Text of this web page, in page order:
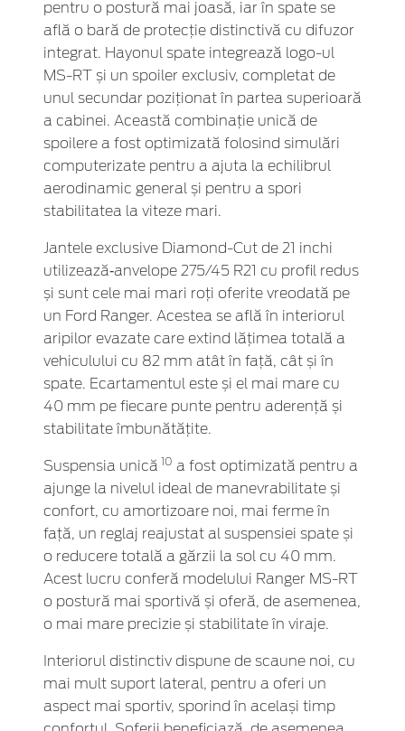
pentru o postură mai joasă, iar în spate se
află o bară de protecție distinctivă cu difuzor
integrat. Hayonul spate integrează logo-ul
MS-RT și un spoiler exclusiv, completat de
unul secundar poziționat în partea superioară
a cabinei. Această combinație unică de
spoilere a fost optimizată folosind simulări
computerizate pentru a ajuta la echilibrul
aerodinamic general și pentru a spori
stabilitatea la viteze mari.
Jantele exclusive Diamond-Cut de 21 inchi
utilizează‑anvelope 275/45 R21 cu profil redus
și sunt cele mai mari roți oferite vreodată pe
un Ford Ranger. Acestea se află în interiorul
aripilor evazate care extind lățimea totală a
vehiculului cu 82 mm atât în față, cât și în
spate. Ecartamentul este și el mai mare cu
40 mm pe fiecare punte pentru aderență și
stabilitate îmbunătățite.
Suspensia unică 10 a fost optimizată pentru a
ajunge la nivelul ideal de manevrabilitate și
confort, cu amortizoare noi, mai ferme în
față, un reglaj reajustat al suspensiei spate și
o reducere totală a gărzii la sol cu 40 mm.
Acest lucru conferă modelului Ranger MS-RT
o postură mai sportivă și oferă, de asemenea,
o mai mare precizie și stabilitate în viraje.
Interiorul distinctiv dispune de scaune noi, cu
mai mult suport lateral, pentru a oferi un
aspect mai sportiv, sporind în același timp